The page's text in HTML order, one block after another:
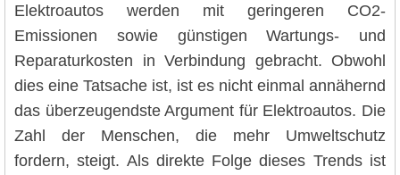
Elektroautos werden mit geringeren CO2-
Emissionen sowie günstigen Wartungs- und
Reparaturkosten in Verbindung gebracht. Obwohl
dies eine Tatsache ist, ist es nicht einmal annähernd
das überzeugendste Argument für Elektroautos. Die
Zahl der Menschen, die mehr Umweltschutz
fordern, steigt. Als direkte Folge dieses Trends ist